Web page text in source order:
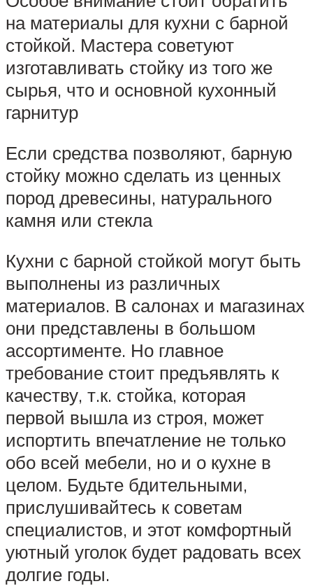
на материалы для кухни с барной
стойкой. Мастера советуют
изготавливать стойку из того же
сырья, что и основной кухонный
гарнитур
Если средства позволяют, барную
стойку можно сделать из ценных
пород древесины, натурального
камня или стекла
Кухни с барной стойкой могут быть
выполнены из различных
материалов. В салонах и магазинах
они представлены в большом
ассортименте. Но главное
требование стоит предъявлять к
качеству, т.к. стойка, которая
первой вышла из строя, может
испортить впечатление не только
обо всей мебели, но и о кухне в
целом. Будьте бдительными,
прислушивайтесь к советам
специалистов, и этот комфортный
уютный уголок будет радовать всех
долгие годы.